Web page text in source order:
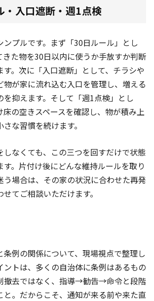
・入口遮断・週1点検
プルです。まず「30日ルール」とし
きた物を30日以内に使うか手放すか判断
す。次に「入口遮断」として、チラシや
物が家に流れ込む入口を管理し、増える
を抑えます。そして「週1点検」とし
床の空きスペースを確認し、物が積み上
な習慣を続けます。
しなくても、この三つを回すだけで状態
す。片付け後にどんな維持ルールを取り
う場合は、その家の状況に合わせた再発
てご相談いただけます。
条例の関係について、現場視点で整理し
ントは、多くの自治体に条例はあるもの
撤去ではなく、指導→勧告→命令と段階
と。だからこそ、通知が来る前や来た直